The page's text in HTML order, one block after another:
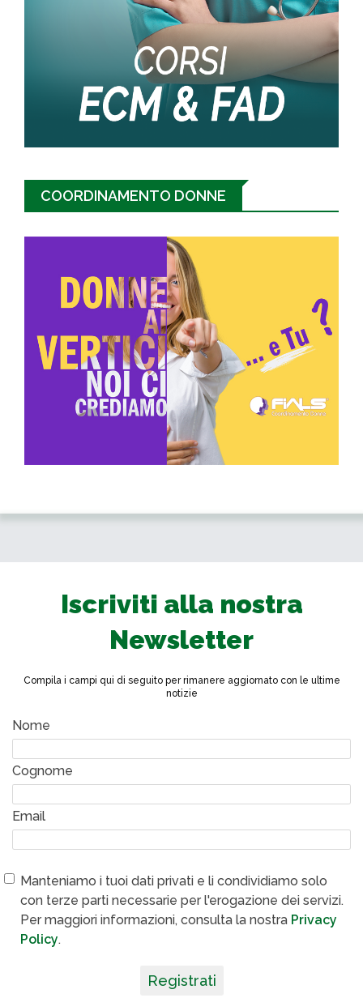
COORDINAMENTO DONNE
Iscriviti alla nostra
Newsletter
Compila i campi qui di seguito per rimanere aggiornato con le ultime
notizie
Nome
Cognome
Email
Manteniamo i tuoi dati privati e li condividiamo solo
con terze parti necessarie per l'erogazione dei servizi.
Per maggiori informazioni, consulta la nostra Privacy
Policy.
Registrati